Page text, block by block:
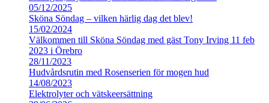
05/12/2025
Sköna Söndag – vilken härlig dag det blev!
15/02/2024
Välkommen till Sköna Söndag med gäst Tony Irving 11 feb
2023 i Örebro
28/11/2023
Hudvårdsrutin med Rosenserien för mogen hud
14/08/2023
Elektrolyter och vätskeersättning